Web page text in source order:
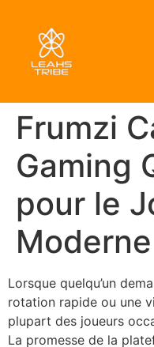
Frumzi
Gaming
pour le
Moderne
Lorsque quelqu’un
rotation rapide ou une
plupart des joueurs
La promesse de la